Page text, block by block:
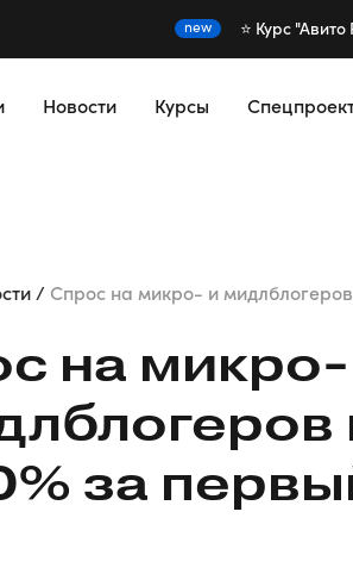
new ⭐️ Курс
Новости Курсы
Спрос на микро- и
на микро-
за